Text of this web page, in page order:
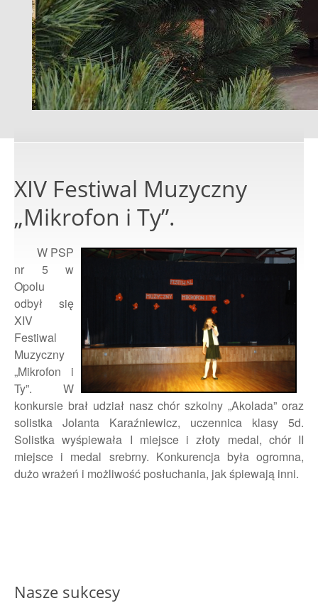
XIV Festiwal Muzyczny
„Mikrofon i Ty”.
W PSP
nr 5 w
Opolu
odbył się
XIV
Festiwal
Muzyczny
„Mikrofon i
Ty”. W
konkursie brał udział nasz chór szkolny „Akolada” oraz
solistka Jolanta Karaźniewicz, uczennica klasy 5d.
Solistka wyśpiewała I miejsce i złoty medal, chór II
miejsce i medal srebrny. Konkurencja była ogromna,
dużo wrażeń i możliwość posłuchania, jak śpiewają inni.
Nasze sukcesy